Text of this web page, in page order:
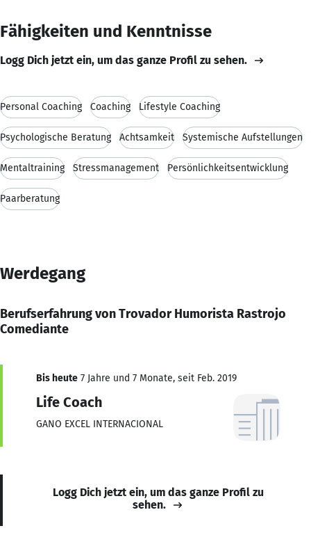
Fähigkeiten und Kenntnisse
Logg Dich jetzt ein, um das ganze Profil zu sehen.
Personal Coaching Coaching Lifestyle Coaching
Psychologische Beratung Achtsamkeit Systemische Aufstellungen
Mentaltraining Stressmanagement Persönlichkeitsentwicklung
Paarberatung
Werdegang
Berufserfahrung von Trovador Humorista Rastrojo
Comediante
Bis heute 7 Jahre und 7 Monate, seit Feb. 2019
Life Coach
GANO EXCEL INTERNACIONAL
Logg Dich jetzt ein, um das ganze Profil zu
sehen.